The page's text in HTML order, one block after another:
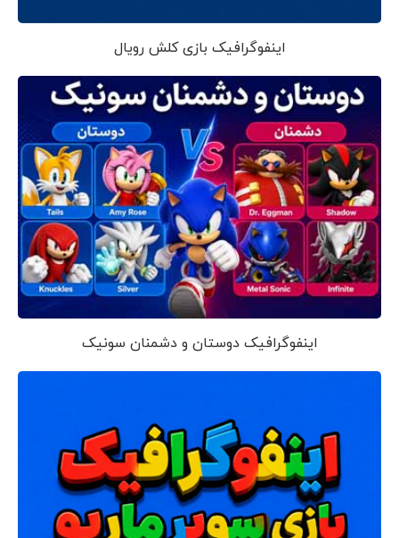
اینفوگرافیک بازی کلش رویال
اینفوگرافیک دوستان و دشمنان سونیک